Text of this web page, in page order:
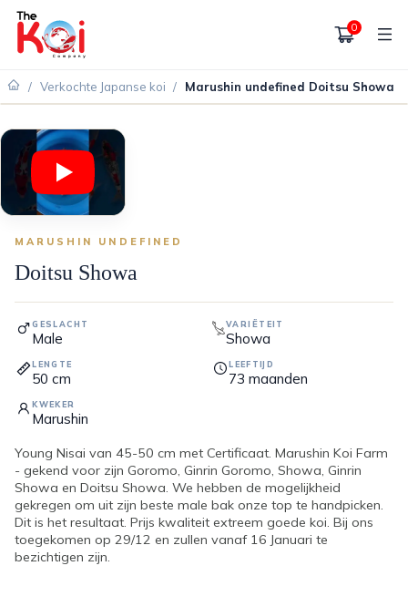
0
/ Verkochte Japanse koi / Marushin undefined Doitsu Showa
VERKOCHT
MARUSHIN UNDEFINED
Doitsu Showa
GESLACHT
Male
VARIËTEIT
Showa
LENGTE
50 cm
LEEFTIJD
73 maanden
KWEKER
Marushin
Young Nisai van 45-50 cm met Certificaat. Marushin Koi Farm
- gekend voor zijn Goromo, Ginrin Goromo, Showa, Ginrin
Showa en Doitsu Showa. We hebben de mogelijkheid
gekregen om uit zijn beste male bak onze top te handpicken.
Dit is het resultaat. Prijs kwaliteit extreem goede koi. Bij ons
toegekomen op 29/12 en zullen vanaf 16 Januari te
bezichtigen zijn.